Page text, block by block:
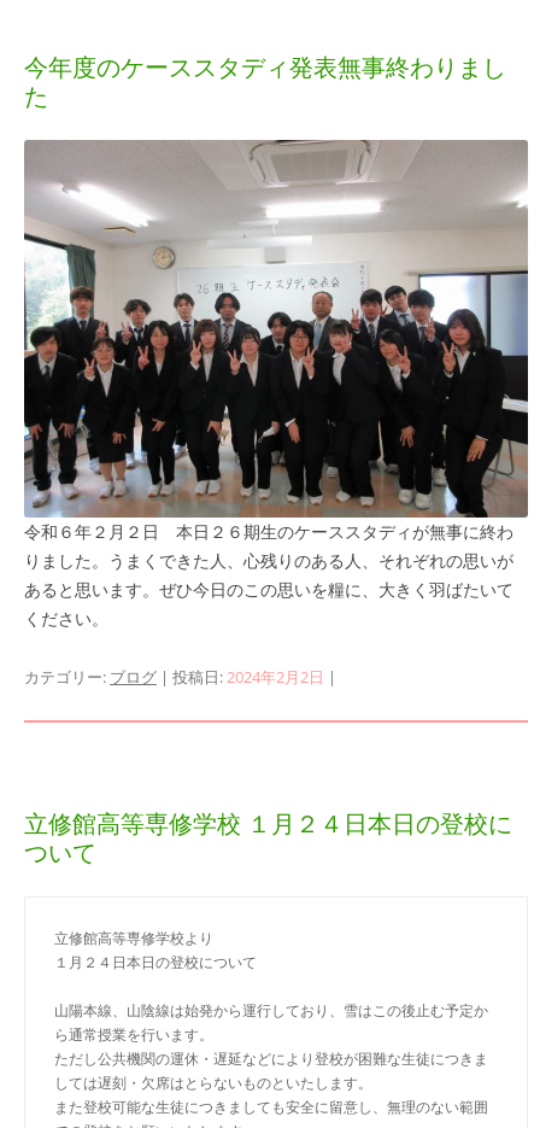
今年度のケーススタディ発表無事終わりまし
た
令和６年２月２日 本日２６期生のケーススタディが無事に終わ
りました。うまくできた人、心残りのある人、それぞれの思いが
あると思います。ぜひ今日のこの思いを糧に、大きく羽ばたいて
ください。
カテゴリー: ブログ | 投稿日:2024年2月2日 |
立修館高等専修学校 １月２４日本日の登校に
ついて
立修館高等専修学校より
１月２４日本日の登校について
山陽本線、山陰線は始発から運行しており、雪はこの後止む予定か
ら通常授業を行います。
ただし公共機関の運休・遅延などにより登校が困難な生徒につきま
しては遅刻・欠席はとらないものといたします。
また登校可能な生徒につきましても安全に留意し、無理のない範囲